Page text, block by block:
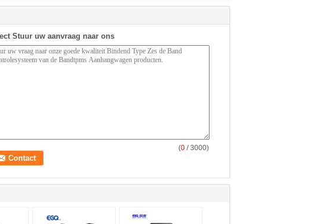
Stuur uw aanvraag naar ons
(0 / 3000)